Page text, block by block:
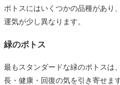
ポトスにはいくつかの品種があり
運気が少し異なります。
緑のポトス
最もスタンダードな緑のポトスは
長・健康・回復の気を引き寄せま